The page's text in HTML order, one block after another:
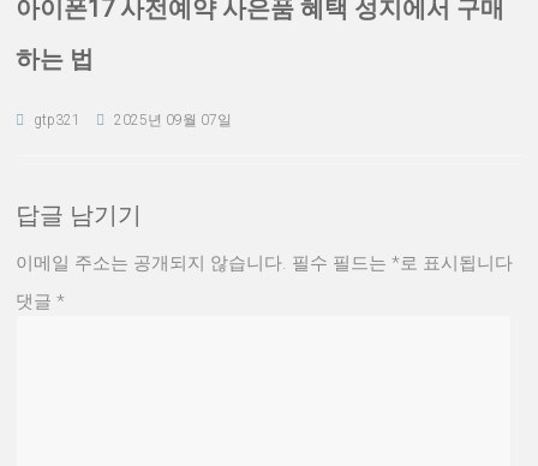
아이폰17 사전예약 사은품 혜택 성지에서 구매
하는 법
gtp321 2025년 09월 07일
답글 남기기
이메일 주소는 공개되지 않습니다. 필수 필드는*로 표시됩니다
댓글*